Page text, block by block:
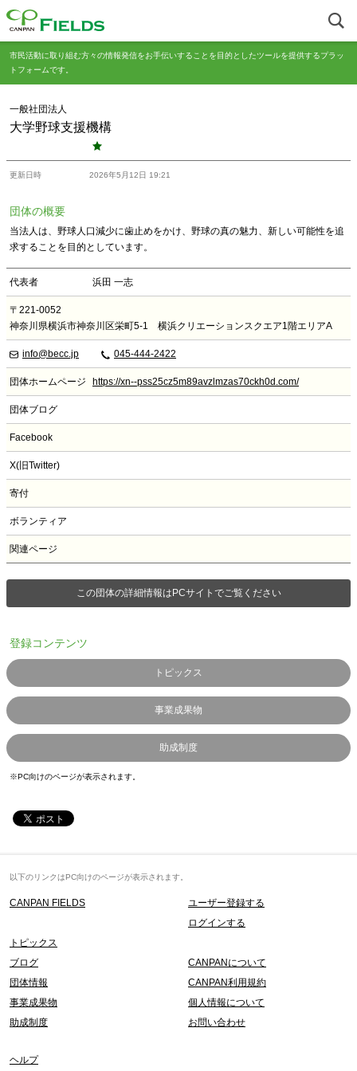
市民活動に取り組む方々の情報発信をお手伝いすることを目的としたツールを提供するプラッ
トフォームです。
一般社団法人
大学野球支援機構
更新日時 2026年5月12日 19:21
団体の概要
当法人は、野球人口減少に歯止めをかけ、野球の真の魅力、新しい可能性を追
求することを目的としています。
代表者 浜田 一志
〒221-0052
神奈川県横浜市神奈川区栄町5-1 横浜クリエーションスクエア1階エリアA
info@becc.jp 045-444-2422
団体ホームページ https://xn--pss25cz5m89avzlmzas70ckh0d.com/
団体ブログ
Facebook
X(旧Twitter)
寄付
ボランティア
関連ページ
この団体の詳細情報はPCサイトでご覧ください
登録コンテンツ
トピックス
事業成果物
助成制度
※PC向けのページが表示されます。
以下のリンクはPC向けのページが表示されます。
CANPAN FIELDS
ユーザー登録する
ログインする
トピックス
ブログ
団体情報
事業成果物
助成制度
CANPANについて
CANPAN利用規約
個人情報について
お問い合わせ
ヘルプ